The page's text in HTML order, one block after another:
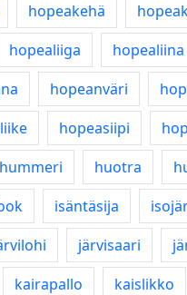
hopeakehä
hopealiiga hopealiina
hopeanväri
hopeasiipi
hummeri huotra
isäntäsija
järvisaari
kairapallo kaislikko